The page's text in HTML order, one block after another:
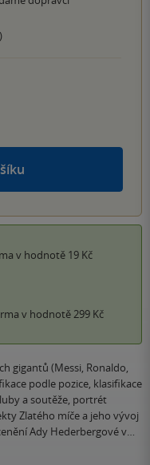
)
v hodnotě 19 Kč
v hodnotě 299 Kč
gigantů (Messi, Ronaldo,
podle pozice, klasifikace
a soutěže, portrét
Zlatého míče a jeho vývoj
Ady Hederbergové v…